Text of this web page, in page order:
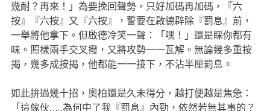
幾耐？再來！」為要挽回聲勢，只好加碼再加碼，『六
按』『六按』又『六按』，誓要在啟德辟除『罰息』前，
一舉將他拿下。但啟德冷笑一聲：「嘿！」還是睬你都有
味。照樣兩手交叉撥，又將攻勢一一瓦解。無論幾多重按
揭，幾多成按揭，他都能一一接下，不沾半厘罰息。
如此拚過幾十招，奧柏還是久未得分，越打便越是焦急：
「這傢伙…..為何中了我『罰息』內勁，依然若無其事的？